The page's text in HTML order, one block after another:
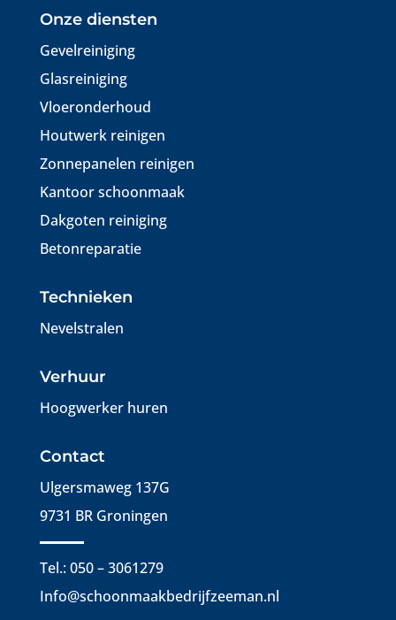
Onze diensten
Gevelreiniging
Glasreiniging
Vloeronderhoud
Houtwerk reinigen
Zonnepanelen reinigen
Kantoor schoonmaak
Dakgoten reiniging
Betonreparatie
Technieken
Nevelstralen
Verhuur
Hoogwerker huren
Contact
Ulgersmaweg 137G
9731 BR Groningen
Tel.: 050 – 3061279
Info@schoonmaakbedrijfzeeman.nl